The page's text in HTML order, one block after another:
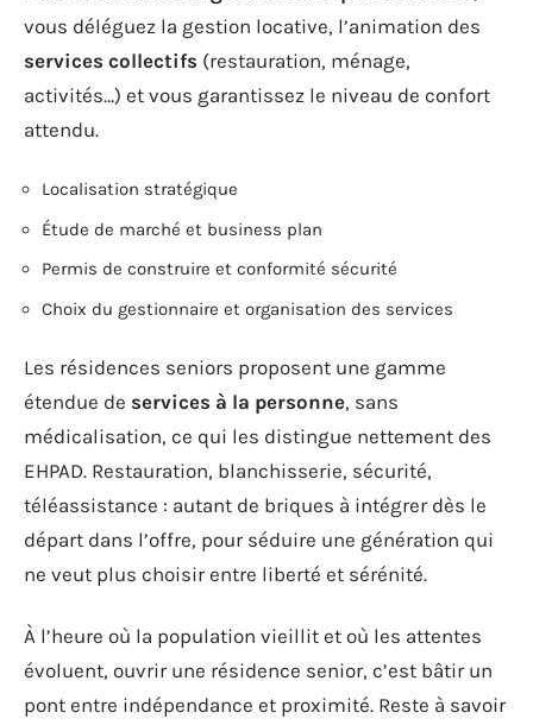
vous déléguez la gestion locative, l’animation des
services collectifs (restauration, ménage,
activités…) et vous garantissez le niveau de confort
attendu.
Localisation stratégique
Étude de marché et business plan
Permis de construire et conformité sécurité
Choix du gestionnaire et organisation des services
Les résidences seniors proposent une gamme
étendue de services à la personne, sans
médicalisation, ce qui les distingue nettement des
EHPAD. Restauration, blanchisserie, sécurité,
téléassistance : autant de briques à intégrer dès le
départ dans l’offre, pour séduire une génération qui
ne veut plus choisir entre liberté et sérénité.
À l’heure où la population vieillit et où les attentes
évoluent, ouvrir une résidence senior, c’est bâtir un
pont entre indépendance et proximité. Reste à savoir